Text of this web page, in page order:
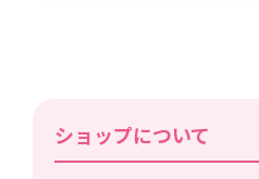
ショップについて